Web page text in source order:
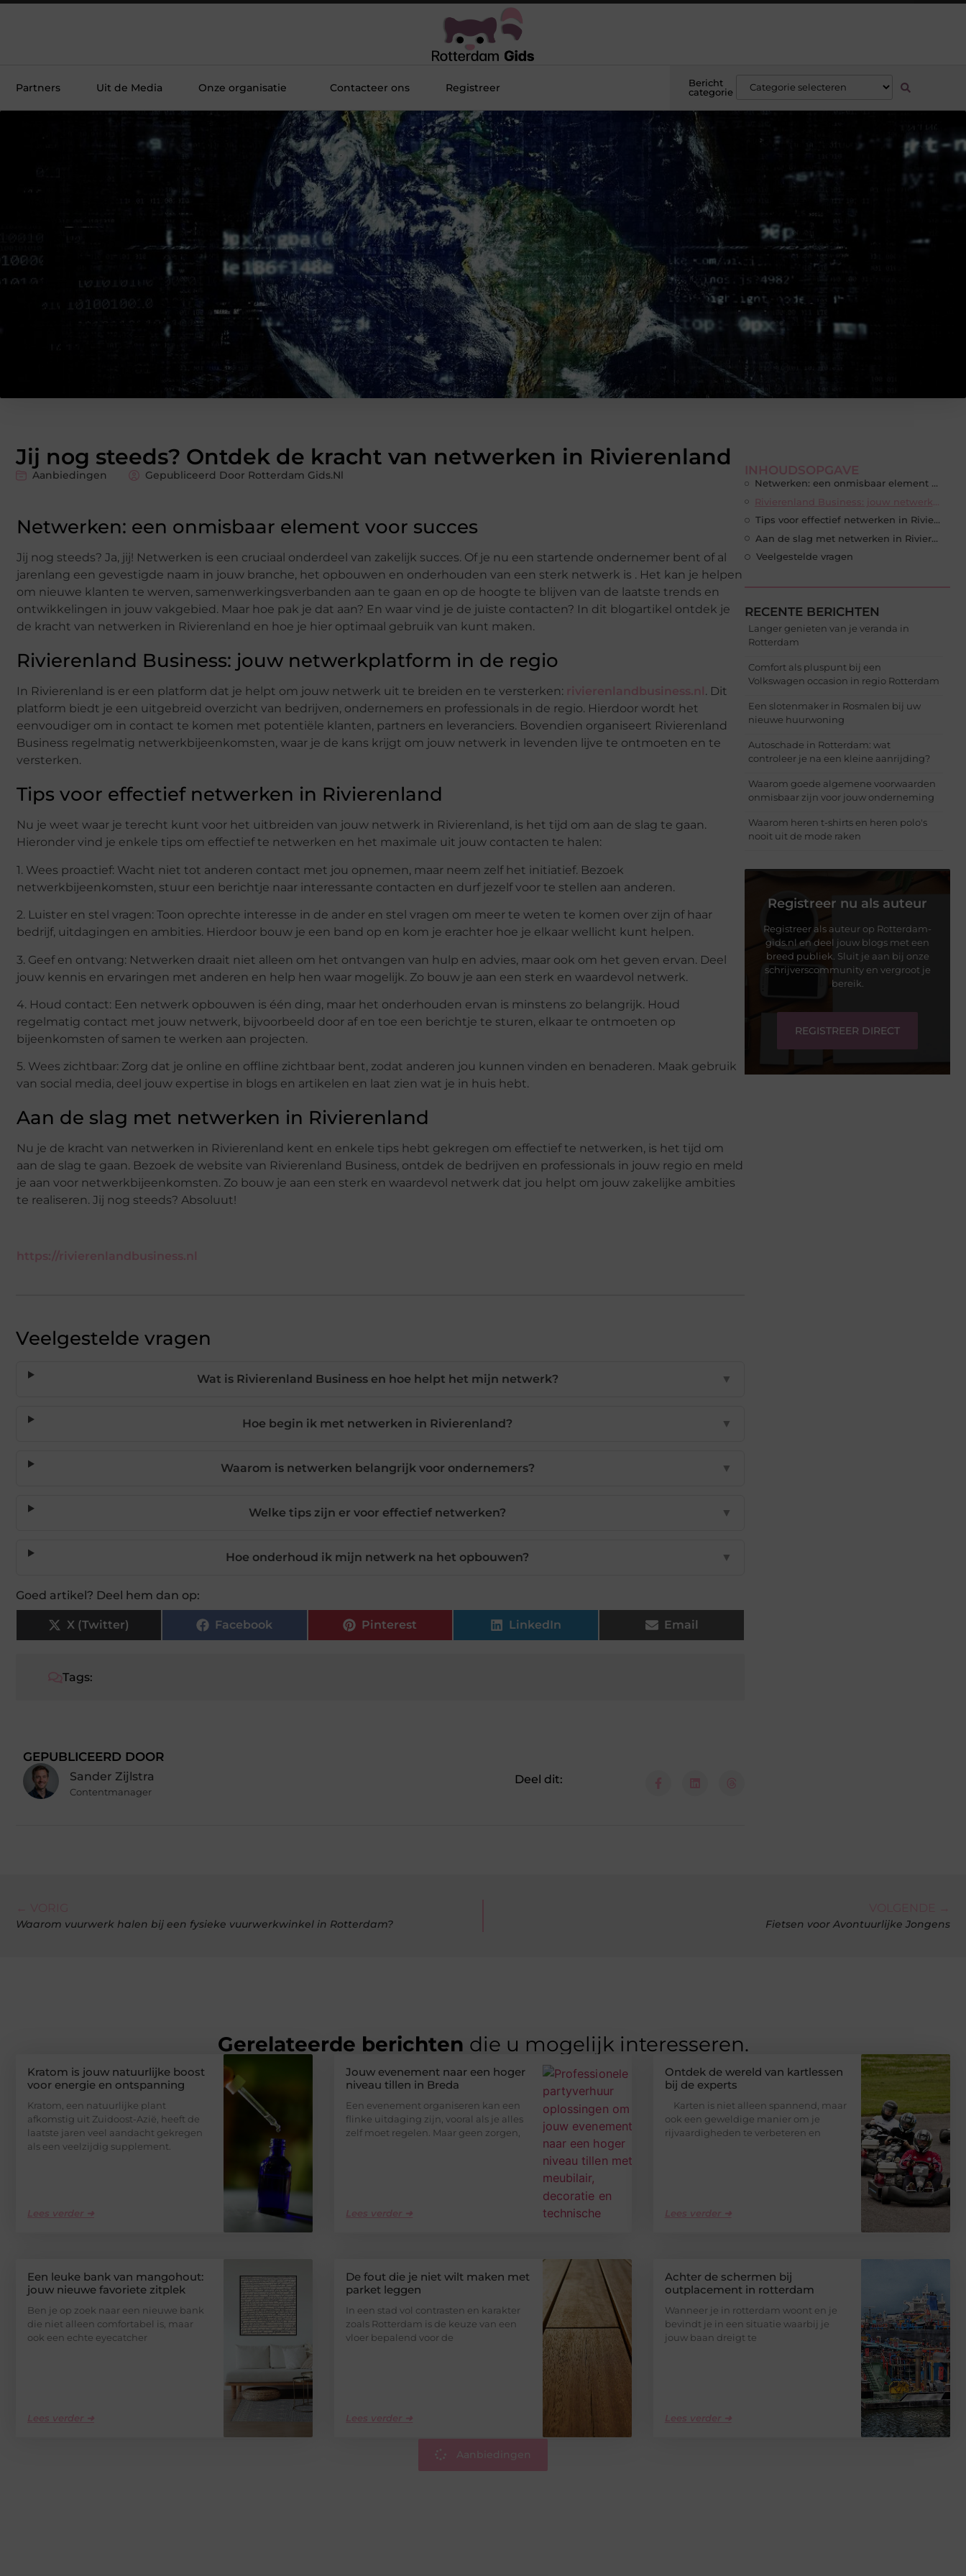
Partners Uit de Media Onze organisatie Contacteer ons Registreer
Bericht
categorie
Jij nog steeds? Ontdek de kracht van netwerken in Rivierenland
Aanbiedingen Gepubliceerd Door Rotterdam Gids.nl
Netwerken: een onmisbaar element voor succes
Jij nog steeds? Ja, jij! Netwerken is een cruciaal onderdeel van zakelijk succes. Of je nu een startende ondernemer bent of al
jarenlang een gevestigde naam in jouw branche, het opbouwen en onderhouden van een sterk netwerk is . Het kan je helpen
om nieuwe klanten te werven, samenwerkingsverbanden aan te gaan en op de hoogte te blijven van de laatste trends en
ontwikkelingen in jouw vakgebied. Maar hoe pak je dat aan? En waar vind je de juiste contacten? In dit blogartikel ontdek je
de kracht van netwerken in Rivierenland en hoe je hier optimaal gebruik van kunt maken.
Rivierenland Business: jouw netwerkplatform in de regio
In Rivierenland is er een platform dat je helpt om jouw netwerk uit te breiden en te versterken: rivierenlandbusiness.nl . Dit
platform biedt je een uitgebreid overzicht van bedrijven, ondernemers en professionals in de regio. Hierdoor wordt het
eenvoudiger om in contact te komen met potentiële klanten, partners en leveranciers. Bovendien organiseert Rivierenland
Business regelmatig netwerkbijeenkomsten, waar je de kans krijgt om jouw netwerk in levenden lijve te ontmoeten en te
versterken.
Tips voor effectief netwerken in Rivierenland
Nu je weet waar je terecht kunt voor het uitbreiden van jouw netwerk in Rivierenland, is het tijd om aan de slag te gaan.
Hieronder vind je enkele tips om effectief te netwerken en het maximale uit jouw contacten te halen:
1. Wees proactief: Wacht niet tot anderen contact met jou opnemen, maar neem zelf het initiatief. Bezoek
netwerkbijeenkomsten, stuur een berichtje naar interessante contacten en durf jezelf voor te stellen aan anderen.
2. Luister en stel vragen: Toon oprechte interesse in de ander en stel vragen om meer te weten te komen over zijn of haar
bedrijf, uitdagingen en ambities. Hierdoor bouw je een band op en kom je erachter hoe je elkaar wellicht kunt helpen.
3. Geef en ontvang: Netwerken draait niet alleen om het ontvangen van hulp en advies, maar ook om het geven ervan. Deel
jouw kennis en ervaringen met anderen en help hen waar mogelijk. Zo bouw je aan een sterk en waardevol netwerk.
4. Houd contact: Een netwerk opbouwen is één ding, maar het onderhouden ervan is minstens zo belangrijk. Houd
regelmatig contact met jouw netwerk, bijvoorbeeld door af en toe een berichtje te sturen, elkaar te ontmoeten op
bijeenkomsten of samen te werken aan projecten.
5. Wees zichtbaar: Zorg dat je online en offline zichtbaar bent, zodat anderen jou kunnen vinden en benaderen. Maak gebruik
van social media, deel jouw expertise in blogs en artikelen en laat zien wat je in huis hebt.
Aan de slag met netwerken in Rivierenland
Nu je de kracht van netwerken in Rivierenland kent en enkele tips hebt gekregen om effectief te netwerken, is het tijd om
aan de slag te gaan. Bezoek de website van Rivierenland Business, ontdek de bedrijven en professionals in jouw regio en meld
je aan voor netwerkbijeenkomsten. Zo bouw je aan een sterk en waardevol netwerk dat jou helpt om jouw zakelijke ambities
te realiseren. Jij nog steeds? Absoluut!
https://rivierenlandbusiness.nl
Veelgestelde vragen
Wat is Rivierenland Business en hoe helpt het mijn netwerk? ▼
Hoe begin ik met netwerken in Rivierenland? ▼
Waarom is netwerken belangrijk voor ondernemers? ▼
Welke tips zijn er voor effectief netwerken? ▼
Hoe onderhoud ik mijn netwerk na het opbouwen? ▼
Goed artikel? Deel hem dan op:
X (Twitter) Facebook Pinterest LinkedIn Email
Tags:
GEPUBLICEERD DOOR
Sander Zijlstra
Contentmanager
Deel dit:
INHOUDSOPGAVE
Netwerken: een onmisbaar element voor succes
Tips voor effectief netwerken in Rivierenland
Aan de slag met netwerken in Rivierenland
Veelgestelde vragen
RECENTE BERICHTEN
Langer genieten van je veranda in
Rotterdam
Comfort als pluspunt bij een
Volkswagen occasion in regio Rotterdam
Een slotenmaker in Rosmalen bij uw
nieuwe huurwoning
Autoschade in Rotterdam: wat
controleer je na een kleine aanrijding?
Waarom goede algemene voorwaarden
onmisbaar zijn voor jouw onderneming
Waarom heren t-shirts en heren polo's
nooit uit de mode raken
Registreer nu als auteur
Registreer als auteur op Rotterdam-
gids.nl en deel jouw blogs met een
breed publiek. Sluit je aan bij onze
schrijverscommunity en vergroot je
bereik.
REGISTREER DIRECT
← VORIG
Waarom vuurwerk halen bij een fysieke vuurwerkwinkel in Rotterdam?
VOLGENDE →
Fietsen voor Avontuurlijke Jongens
Gerelateerde berichten die u mogelijk interesseren.
Kratom is jouw natuurlijke boost
voor energie en ontspanning
Kratom, een natuurlijke plant
afkomstig uit Zuidoost-Azië, heeft de
laatste jaren veel aandacht gekregen
als een veelzijdig supplement.
Lees verder ➜
Jouw evenement naar een hoger
niveau tillen in Breda
Een evenement organiseren kan een
flinke uitdaging zijn, vooral als je alles
zelf moet regelen. Maar geen zorgen,
Lees verder ➜
Ontdek de wereld van kartlessen
bij de experts
Karten is niet alleen spannend, maar
ook een geweldige manier om je
rijvaardigheden te verbeteren en
Lees verder ➜
Een leuke bank van mangohout:
jouw nieuwe favoriete zitplek
Ben je op zoek naar een nieuwe bank
die niet alleen comfortabel is, maar
ook een echte eyecatcher
Lees verder ➜
De fout die je niet wilt maken met
parket leggen
In een stad vol contrasten en karakter
zoals Rotterdam is de keuze van een
vloer bepalend voor de
Lees verder ➜
Achter de schermen bij
outplacement in rotterdam
Wanneer je in rotterdam woont en je
bevindt je in een situatie waarbij je
jouw baan dreigt te
Lees verder ➜
Aanbiedingen